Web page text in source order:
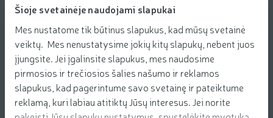
Šioje svetainėje naudojami slapukai
Mes nustatome tik būtinus slapukus, kad mūsų svetainė
veiktų. Mes nenustatysime jokių kitų slapukų, nebent juos
įjungsite. Jei įgalinsite slapukus, mes naudosime
pirmosios ir trečiosios šalies našumo ir reklamos
slapukus, kad pagerintume savo svetainę ir pateiktume
reklamą, kuri labiau atitiktų Jūsų interesus. Jei norite